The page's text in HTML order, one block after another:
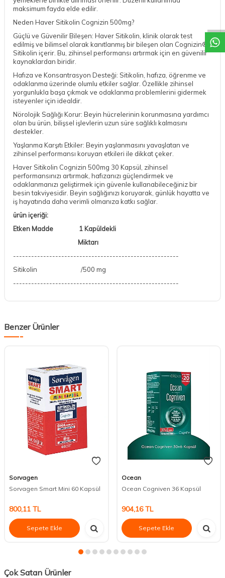
maksimum fayda elde edilir.
Neden Haver Sitikolin Cognizin 500mg?
Güçlü ve Güvenilir Bileşen: Haver Sitikolin, klinik olarak test
edilmiş ve bilimsel olarak kanıtlanmış bir bileşen olan Cognizin®
Sitikolin içerir. Bu, zihinsel performansı artırmak için en güvenilir
kaynaklardan biridir.
Hafıza ve Konsantrasyon Desteği: Sitikolin, hafıza, öğrenme ve
odaklanma üzerinde olumlu etkiler sağlar. Özellikle zihinsel
yorgunlukla başa çıkmak ve odaklanma problemlerini gidermek
isteyenler için idealdir.
Nörolojik Sağlığı Korur: Beyin hücrelerinin korunmasına yardımcı
olan bu ürün, bilişsel işlevlerin uzun süre sağlıklı kalmasını
destekler.
Yaşlanma Karşıtı Etkiler: Beyin yaşlanmasını yavaşlatan ve
zihinsel performansı koruyan etkileri ile dikkat çeker.
Haver Sitikolin Cognizin 500mg 30 Kapsül, zihinsel
performansınızı artırmak, hafızanızı güçlendirmek ve
odaklanmanızı geliştirmek için güvenle kullanabileceğiniz bir
besin takviyesidir. Beyin sağlığınızı koruyarak, günlük hayatta ve
iş hayatında daha verimli olmanıza katkı sağlar.
ürün içeriği:
Etken Madde 1 Kapüldekli
Miktarı
-------------------------------------------------------
Sitikolin /500 mg
-------------------------------------------------------
Benzer Ürünler
Sorvagen
Sorvagen Smart Mini 60 Kapsül
800,11 TL
Sepete Ekle
Ocean
Ocean Cogniven 36 Kapsül
904,16TL
Sepete Ekle
Çok Satan Ürünler